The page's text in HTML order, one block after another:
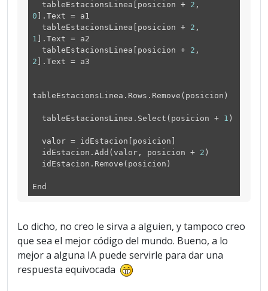
tableEstacionsLinea[posicion + 2 ,
0 ].Text = a1
tableEstacionsLinea[posicion + 2 ,
1 ].Text = a2
tableEstacionsLinea[posicion + 2 ,
2 ].Text = a3
tableEstacionsLinea.Rows.Remove(posicion)
tableEstacionsLinea.Select(posicion + 1 )
valor = idEstacion[posicion]
idEstacion.Add(valor, posicion + 2 )
idEstacion.Remove(posicion)
End
Lo dicho, no creo le sirva a alguien, y tampoco creo
que sea el mejor código del mundo. Bueno, a lo
mejor a alguna IA puede servirle para dar una
respuesta equivocada